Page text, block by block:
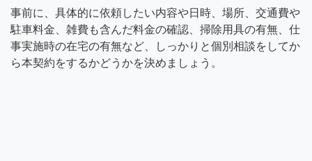
事前に、具体的に依頼したい内容や日時、場所、交通費や
駐車料金、雑費も含んだ料金の確認、掃除用具の有無、仕
事実施時の在宅の有無など、しっかりと個別相談をしてか
ら本契約をするかどうかを決めましょう。